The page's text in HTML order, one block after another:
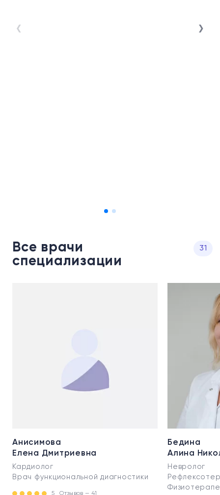
Все врачи
специализации
31
Анисимова
Елена Дмитриевна
Кардиолог
Врач функциональной диагностики
5 Отзывов — 41
Бедина
Алина
Невролог